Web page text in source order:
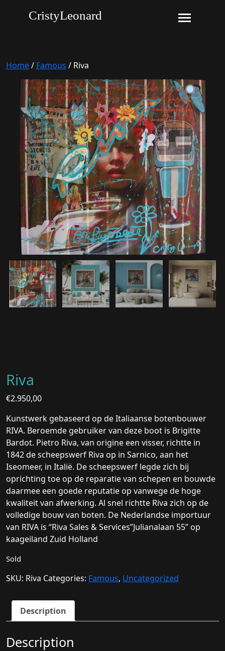
CristyLeonard
Home/ Famous / Riva
Riva
€2.950,00
Kunstwerk gebaseerd op de Italiaanse botenbouwer
RIVA. Beroemde gebruiker van deze boot is Brigitte
Bardot. Pietro Riva, van origine een visser, richtte in
1842 de scheepswerf Riva op in Sarnico, aan het
Iseomeer, in Italië. De scheepswerf legde zich bij
oprichting toe op de reparatie van schepen en bouwde
daarmee een goede reputatie op vanwege de hoge
kwaliteit van afwerking. Al snel richtte Riva zich op de
volledige bouw van boten. De Nederlandse importuur
van RIVA is “Riva Sales & Services”Julianalaan 55” op
kaageiland Zuid Holland
Sold
SKU: Riva Categories: Famous, Uncategorized
Description
Description